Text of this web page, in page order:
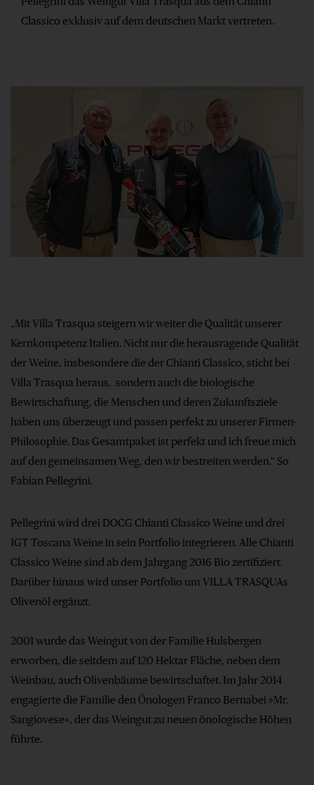
Classico exklusiv auf dem deutschen Markt vertreten.
„Mit Villa Trasqua steigern wir weiter die Qualität unserer
Kernkompetenz Italien. Nicht nur die herausragende Qualität
der Weine, insbesondere die der Chianti Classico, sticht bei
Villa Trasqua heraus, sondern auch die biologische
Bewirtschaftung, die Menschen und deren Zukunftsziele
haben uns überzeugt und passen perfekt zu unserer Firmen-
Philosophie. Das Gesamtpaket ist perfekt und ich freue mich
auf den gemeinsamen Weg, den wir bestreiten werden.“ So
Fabian Pellegrini.
Pellegrini wird drei DOCG Chianti Classico Weine und drei
IGT Toscana Weine in sein Portfolio integrieren. Alle Chianti
Classico Weine sind ab dem Jahrgang 2016 Bio zertifiziert.
Darüber hinaus wird unser Portfolio um VILLA TRASQUAs
Olivenöl ergänzt.
2001 wurde das Weingut von der Familie Hulsbergen
erworben, die seitdem auf 120 Hektar Fläche, neben dem
Weinbau, auch Olivenbäume bewirtschaftet. Im Jahr 2014
engagierte die Familie den Önologen Franco Bernabei »Mr.
Sangiovese«, der das Weingut zu neuen önologische Höhen
führte.